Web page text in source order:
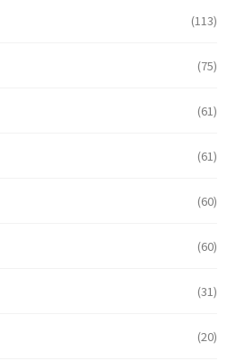
(113)
(75)
(61)
(61)
(60)
(60)
(31)
(20)